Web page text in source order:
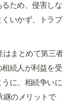
ため、侵害しな
いかず、トラブ
はまとめて第三者
続人が利益を受
に、相続争いに
継のメリットで